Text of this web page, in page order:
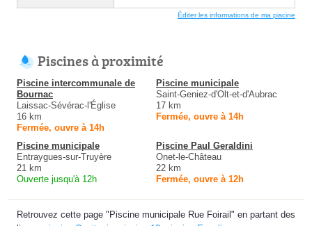
Éditer les informations de ma piscine
Piscines à proximité
Piscine intercommunale de
Bournac
Laissac-Sévérac-l'Église
16 km
Fermée, ouvre à 14h
Piscine municipale
Saint-Geniez-d'Olt-et-d'Aubrac
17 km
Fermée, ouvre à 14h
Piscine municipale
Entraygues-sur-Truyère
21 km
Ouverte jusqu'à 12h
Piscine Paul Geraldini
Onet-le-Château
22 km
Fermée, ouvre à 12h
Retrouvez cette page "Piscine municipale Rue Foirail" en partant des